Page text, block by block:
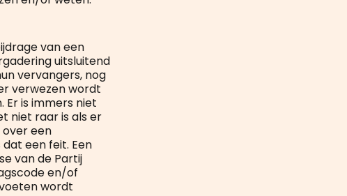
van een
uitsluitend
vervangers, nog
verwezen wordt
is immers niet
niet raar is als er
een
een feit. Een
van de Partij
en/of
wordt